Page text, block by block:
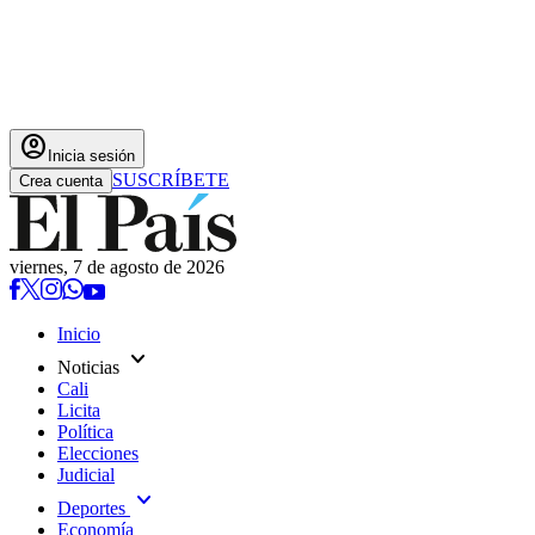
account_circle Inicia sesión
Crea cuenta SUSCRÍBETE
viernes, 7 de agosto de 2026
Inicio
Noticias expand_more
Cali
Licita
Política
Elecciones
Judicial
Deportes expand_more
Economía